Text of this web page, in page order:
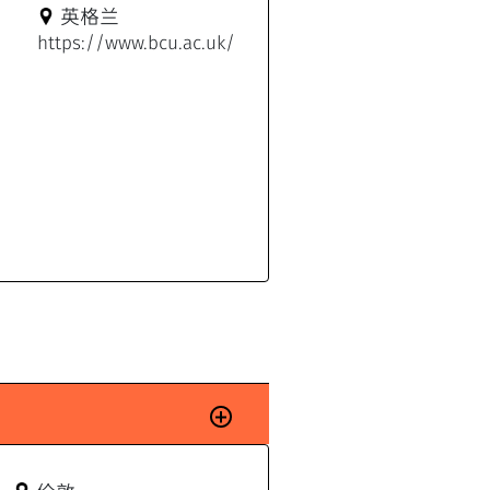
英格兰
https://www.bcu.ac.uk/